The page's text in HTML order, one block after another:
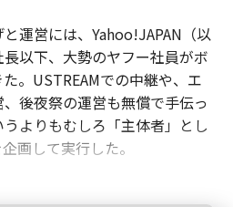
運営には、Yahoo!JAPAN（以
以下、大勢のヤフー社員がボ
。USTREAMでの中継や、エ
後夜祭の運営も無償で手伝っ
よりもむしろ「主体者」とし
画して実行した。